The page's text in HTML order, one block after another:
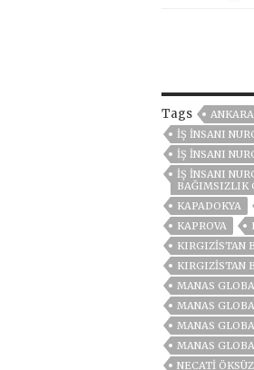
Tags ANKARA
İŞ İNSANI
İŞ İNSANI
İŞ İNSANI
BAĞIMSIZLIK
KAPADOKYA
KAPROVA
KIRGIZİSTAN
KIRGIZISTAN
MANAS
MANAS
MANAS
MANAS
NECATİ ÖKSÜZ